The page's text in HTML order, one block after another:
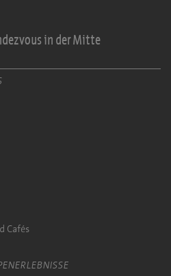
in der Mitte
Cafés